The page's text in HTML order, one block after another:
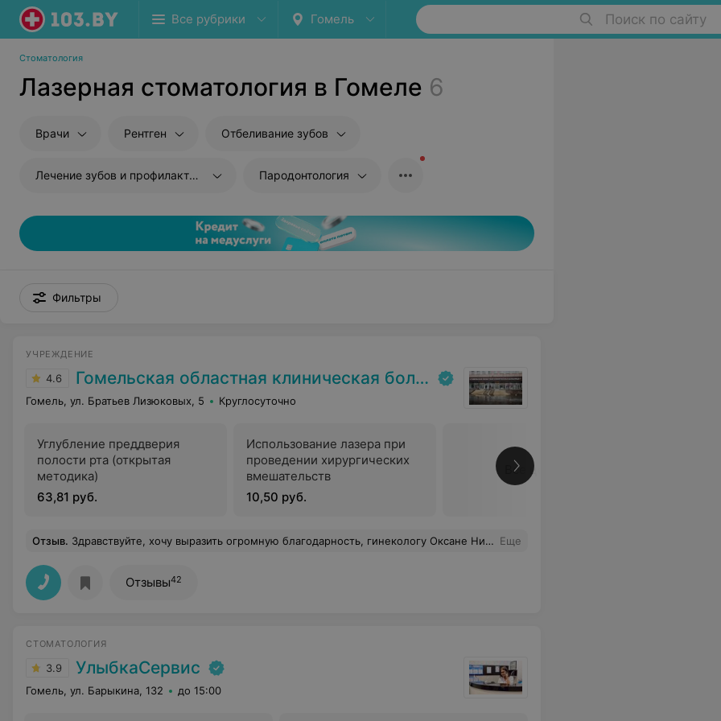
Все рубрики Гомель Поиск по сайту
Стоматология
Лазерная стоматология в Гомеле 6
Врачи Рентген Отбеливание зубов
Лечение зубов и профилактика Пародонтология
Фильтры
УЧРЕЖДЕНИЕ
4.6 Гомельская областная клиническая больница
Гомель, ул. Братьев Лизюковых, 5 Круглосуточно
Углубление преддверия
полости рта (открытая
методика)
63,81 руб.
Использование лазера при
проведении хирургических
вмешательств
10,50 руб.
Все цены
Отзыв. Здравствуйте, хочу выразить огромную благодарность, гинекологу Оксане Николаевне. Огромное спасибо за ваши золотые руки и профессионализм. Вы не просто доктор, вы вернули мне здоровье/жизнь". Еще
Отзывы42
СТОМАТОЛОГИЯ
3.9 УлыбкаСервис
Гомель, ул. Барыкина, 132 до 15:00